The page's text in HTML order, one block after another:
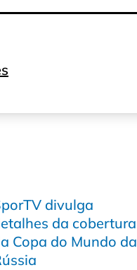
divulga
da cobertura
Copa do Mundo da